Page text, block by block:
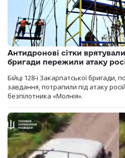
Антидронові сітки
бригади пережили атаку
Бійці 128-ї Закарпатської бригади,
завдання, потрапили під атаку
безпілотника «Молнія».